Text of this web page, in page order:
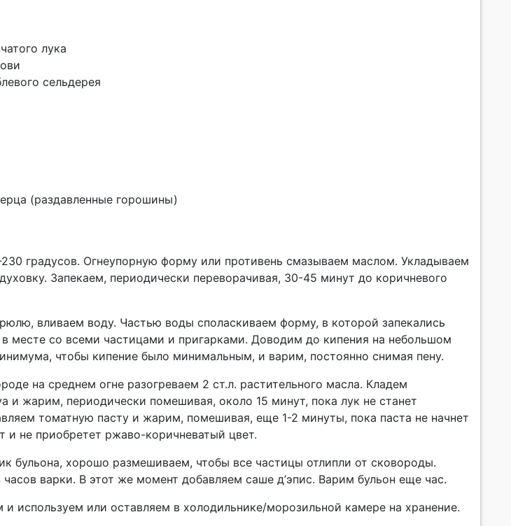
лука
сельдерея
(раздавленные горошины)
градусов. Огнеупорную форму или противень смазываем маслом. Укладываем
Запекаем, периодически переворачивая, 30-45 минут до коричневого
вливаем воду. Частью воды споласкиваем форму, в которой запекались
месте со всеми частицами и пригарками. Доводим до кипения на небольшом
чтобы кипение было минимальным, и варим, постоянно снимая пену.
на среднем огне разогреваем 2 ст.л. растительного масла. Кладем
и жарим, периодически помешивая, около 15 минут, пока лук не станет
томатную пасту и жарим, помешивая, еще 1-2 минуты, пока паста не начнет
и не приобретет ржаво-коричневатый цвет.
бульона, хорошо размешиваем, чтобы все частицы отлипли от сковороды.
варки. В этот же момент добавляем саше д’эпис. Варим бульон еще час.
используем или оставляем в холодильнике/морозильной камере на хранение.